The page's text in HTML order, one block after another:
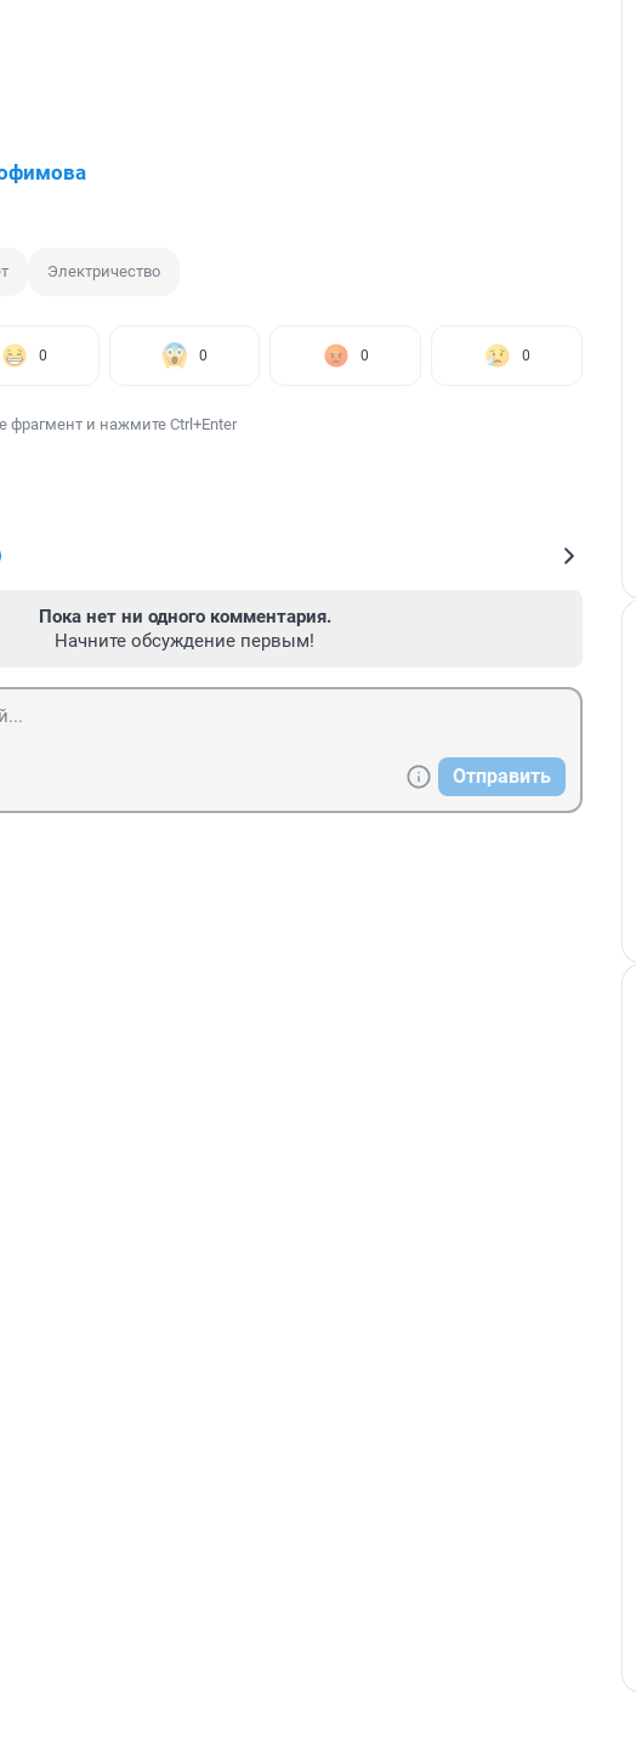
Электричество
0 0 0 0
фрагмент и нажмите Ctrl+Enter
Пока нет ни одного комментария.
Начните обсуждение первым!
Отправить